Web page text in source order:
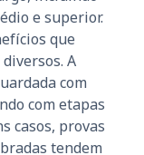
e superior.
que
A
com
com etapas
casos, provas
tendem